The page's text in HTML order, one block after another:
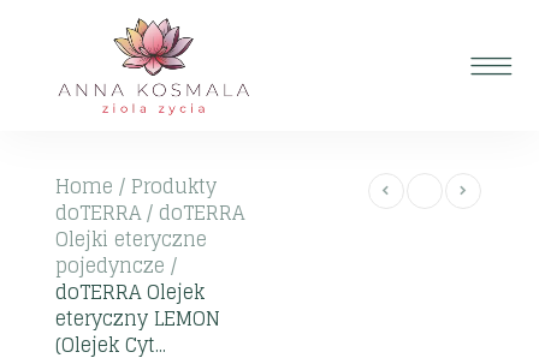
Home / Produkty
doTERRA/ doTERRA
Olejki eteryczne
pojedyncze /
doTERRA Olejek
eteryczny LEMON
(Olejek Cyt...